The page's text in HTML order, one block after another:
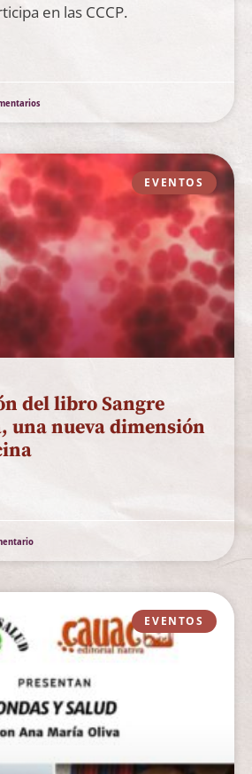
en las CCCP.
EVENTOS
del libro Sangre
una nueva dimensión
EVENTOS